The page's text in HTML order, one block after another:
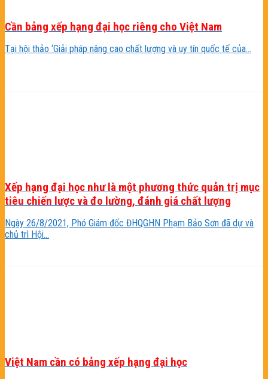
Cần bảng xếp hạng đại học riêng cho Việt Nam
Tại hội thảo ‘Giải pháp nâng cao chất lượng và uy tín quốc tế của...
Xếp hạng đại học như là một phương thức quản trị mục
tiêu chiến lược và đo lường, đánh giá chất lượng
Ngày 26/8/2021, Phó Giám đốc ĐHQGHN Phạm Bảo Sơn đã dự và
chủ trì Hội...
Việt Nam cần có bảng xếp hạng đại học